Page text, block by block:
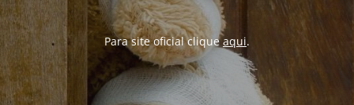
Para site oficial cliqueaqui.